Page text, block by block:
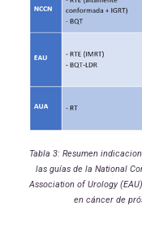
Tabla 3: Resumen
las guías de la National
Association of Urology
en cáncer de